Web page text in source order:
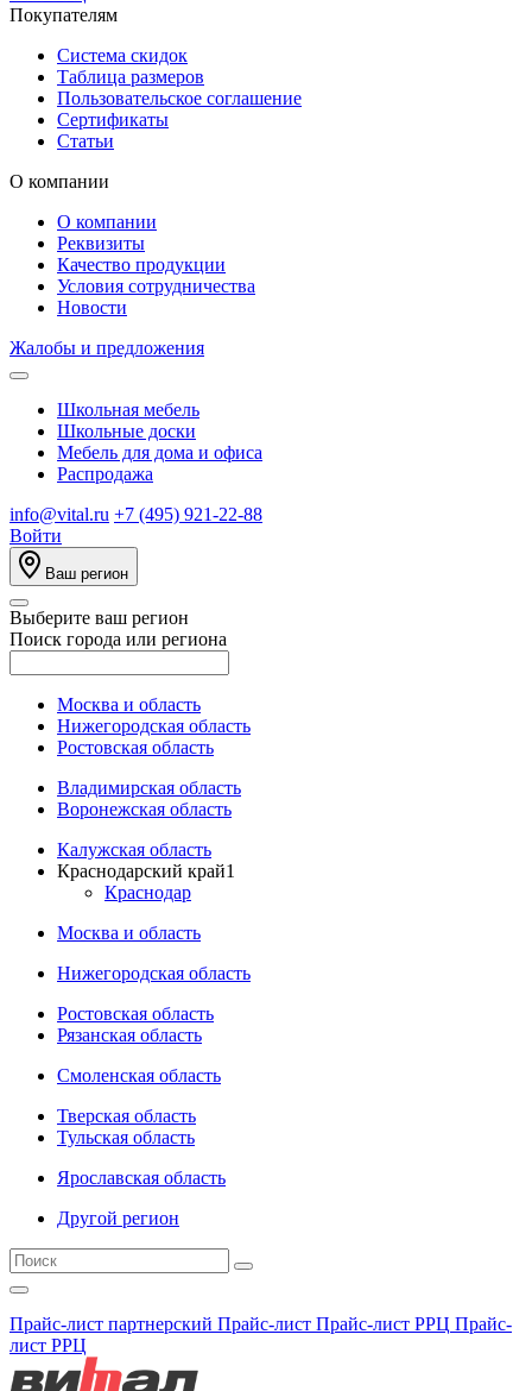
Покупателям
Система скидок
Таблица размеров
Пользовательское соглашение
Сертификаты
Статьи
О компании
О компании
Реквизиты
Качество продукции
Условия сотрудничества
Новости
Жалобы и предложения
Школьная мебель
Школьные доски
Мебель для дома и офиса
Распродажа
info@vital.ru +7 (495) 921-22-88
Войти
Ваш регион
Выберите ваш регион
Поиск города или региона
Москва и область
Нижегородская область
Ростовская область
Владимирская область
Воронежская область
Калужская область
Краснодарский край1
Краснодар
Москва и область
Нижегородская область
Ростовская область
Рязанская область
Смоленская область
Тверская область
Тульская область
Ярославская область
Другой регион
Прайс-лист партнерский Прайс-лист Прайс-лист РРЦ Прайс-
лист РРЦ